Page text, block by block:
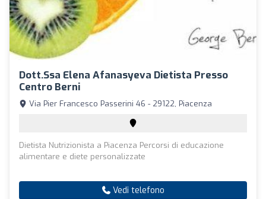
Dott.ssa Elena Afanasyeva Dietista Presso
Centro Berni
Via Pier Francesco Passerini 46 - 29122, Piacenza
Dietista Nutrizionista a Piacenza Percorsi di educazione
alimentare e diete personalizzate
Vedi telefono